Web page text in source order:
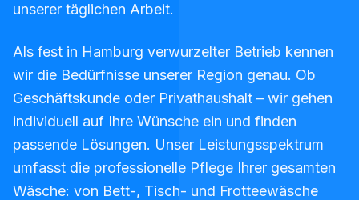
unserer täglichen Arbeit.
Als fest in Hamburg verwurzelter Betrieb kennen
wir die Bedürfnisse unserer Region genau. Ob
Geschäftskunde oder Privathaushalt – wir gehen
individuell auf Ihre Wünsche ein und finden
passende Lösungen. Unser Leistungsspektrum
umfasst die professionelle Pflege Ihrer gesamten
Wäsche: von Bett-, Tisch- und Frotteewäsche